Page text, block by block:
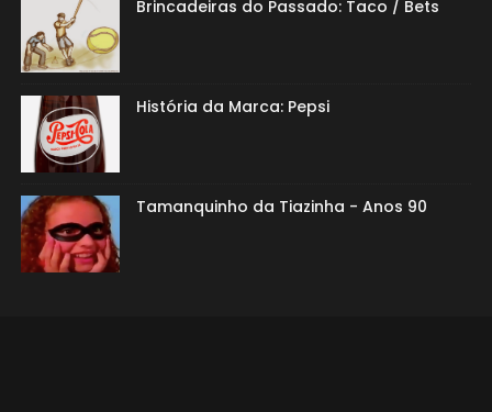
Brincadeiras do Passado: Taco / Bets
História da Marca: Pepsi
Tamanquinho da Tiazinha - Anos 90